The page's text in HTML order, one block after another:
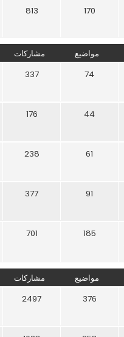
170
813
مواضيع مشاركات
74
337
44
176
61
238
91
377
185
701
مواضيع مشاركات
376
2497